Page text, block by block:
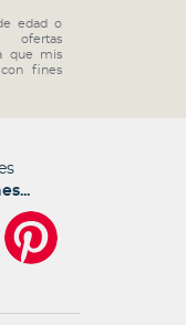
edad o
que mis
fines